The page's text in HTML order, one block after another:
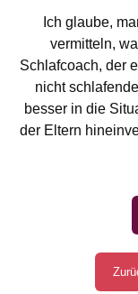
Ich glaube,
vermitteln,
Schlafcoach, der
nicht
besser in die
der Eltern